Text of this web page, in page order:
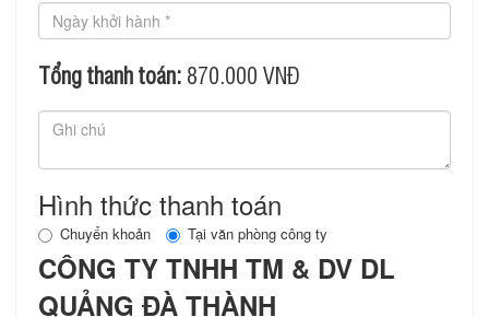
Tổng thanh toán: 870.000VNĐ
Hình thức thanh toán
Chuyển khoản Tại văn phòng công ty
CÔNG TY TNHH TM & DV DL
QUẢNG ĐÀ THÀNH